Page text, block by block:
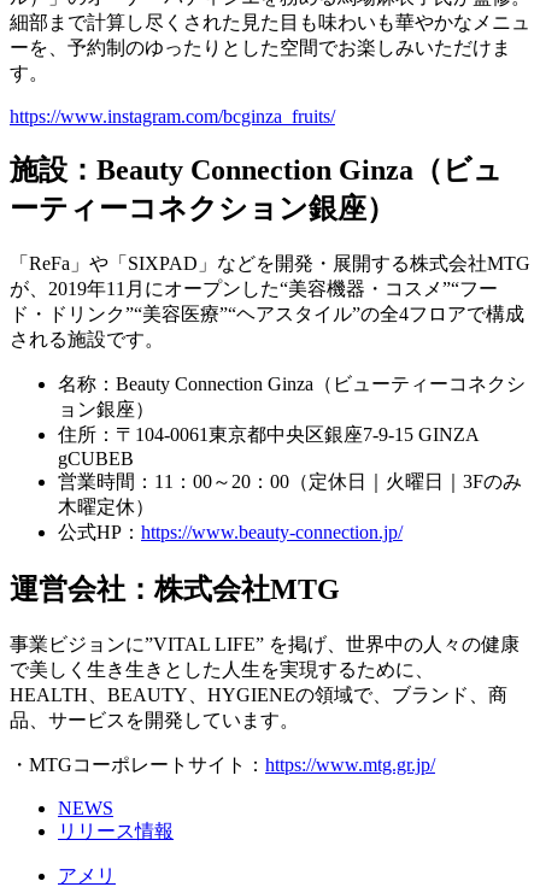
細部まで計算し尽くされた見た目も味わいも華やかなメニュ
ーを、予約制のゆったりとした空間でお楽しみいただけま
す。
https://www.instagram.com/bcginza_fruits/
施設：Beauty Connection Ginza（ビュ
ーティーコネクション銀座）
​「ReFa」や「SIXPAD」などを開発・展開する株式会社MTG
が、2019年11月にオープンした“美容機器・コスメ”“フー
ド・ドリンク”“美容医療”“ヘアスタイル”の全4フロアで構成
される施設です。
名称：Beauty Connection Ginza（ビューティーコネクシ
ョン銀座）
住所：〒104-0061東京都中央区銀座7-9-15 GINZA
gCUBEB
営業時間：11：00～20：00（定休日｜火曜日｜3Fのみ
木曜定休）
公式HP： https://www.beauty-connection.jp/
運営会社：株式会社MTG
事業ビジョンに”VITAL LIFE” を掲げ、世界中の人々の健康
で美しく生き生きとした人生を実現するために、
HEALTH、BEAUTY、HYGIENEの領域で、ブランド、商
品、サービスを開発しています。
・MTGコーポレートサイト： https://www.mtg.gr.jp/
NEWS
リリース情報
アメリ